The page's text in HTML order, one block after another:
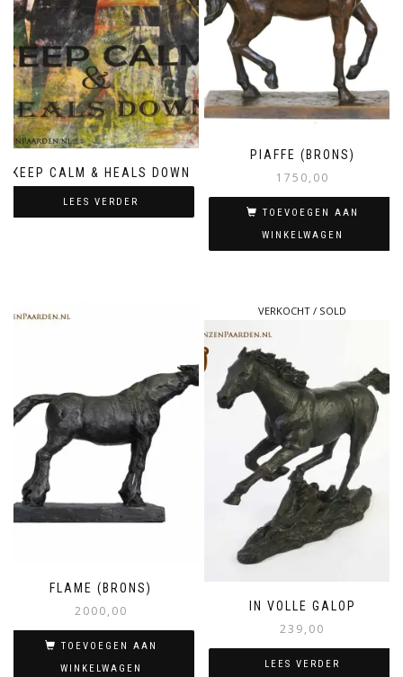
KEEP CALM & HEALS DOWN
LEES VERDER
PIAFFE (BRONS)
1750,00
TOEVOEGEN AAN
WINKELWAGEN
FLAME (BRONS)
2000,00
TOEVOEGEN AAN
WINKELWAGEN
VERKOCHT / SOLD
IN VOLLE GALOP
239,00
LEES VERDER